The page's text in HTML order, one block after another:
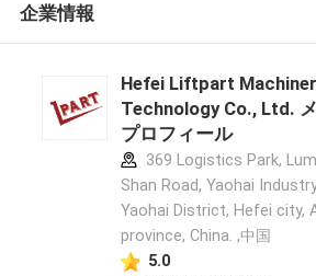
企業情報
Hefei Liftpart
Technology Co., Ltd.
プロフィール
369 Logistics Park,
Shan Road, Yaohai
Yaohai District, Hefei city,
province, China. ,中国
5.0